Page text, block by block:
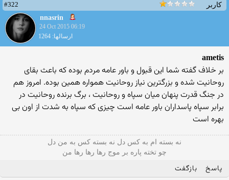
کاربر
#322
nnasrin
24 Oct 2015 06:19
ارسالها: 1264
ametis
بر خلاف گفته شما این قبول و باور عامه مردم بوده که باعث بقای
روحانیت شده و بزرگترین نیاز روحانیت همواره همین بوده. امروز هم
در جنگ قدرت پنهان میان سپاه و روحانیت ، برگ برنده روحانیت در
برابر سپاه پاسداران باور عامه است چیزی که سپاه به شدت از اون بی
بهره است
نه بسته ام به کس دل نه بسته کس به من دل
چو تخته پاره بر موج رها رها رها من
پاسخ بازگفت